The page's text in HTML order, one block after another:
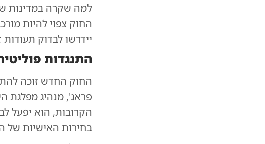
למה שקרה במדינות
החוק צפוי להיות
יידרשו לבדוק
התנגדות
החוק החדש זוכה
פראג', מנהיג מפלגת
הקרובות, הוא יפעל
בחירות האישיות של